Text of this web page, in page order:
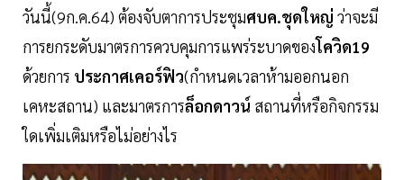
วันนี้(9ก.ค.64) ต้องจับตาการประชุมศบค.ชุดใหญ่ ว่าจะมี
การยกระดับมาตรการควบคุมการแพร่ระบาดของโควิด19
ด้วยการ ประกาศเคอร์ฟิว(กำหนดเวลาห้ามออกนอก
เคหะสถาน) และมาตรการล็อกดาวน์ สถานที่หรือกิจกรรม
ใดเพิ่มเติมหรือไม่อย่างไร